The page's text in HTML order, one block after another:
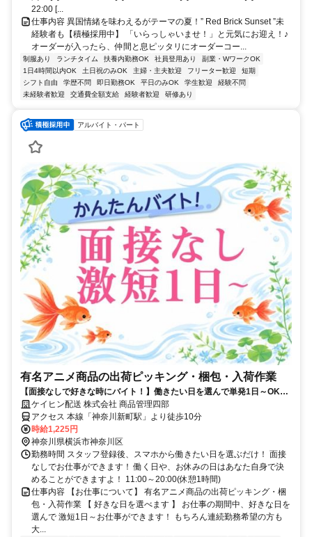
22:00 [...
仕事内容 異国情緒を味わえるがテーマの夏！” Red Brick Sunset ”未
経験者も【積極採用中】 「いらっしゃいませ！」と元気にお迎え！♪
オーダーが入ったら、仲間と息ピッタリにオーダーコー...
制服あり ランチタイム 扶養内勤務OK 社員登用あり
副業・WワークOK
1日4時間以内OK
土日祝のみOK 主婦・主夫歓迎 フリーター歓迎
短期
シフト自由
学歴不問 即日勤務OK 平日のみOK 学生歓迎
経験不問
未経験者歓迎
交通費全額支給 経験者歓迎 研修あり
アルバイト・パート
有名アニメ商品の出荷ピッキング・梱包・入荷作業
【面接なしで好きな時にバイト！】働きたい日を選んで単発1日～OK！
お給料は即日払いでお財布も安心♪
ケイヒン配送 株式会社 商品管理四部
アクセス 本線「神奈川新町駅」より徒歩10分
時給1,225円
神奈川県横浜市神奈川区
勤務時間 スタッフ登録後、スマホから働きたい日を選ぶだけ！ 面接
なしでお仕事ができます！ 働く日や、お休みの日はあなた自身で決
めることができますよ！ 11:00～20:00(休憩1時間)
仕事内容 【お仕事について】 有名アニメ商品の出荷ピッキング・梱
包・入荷作業 【 好きな日を選べます 】 お仕事の期間中、好きな日を
選んで 激短1日～お仕事ができます！ もちろん連続勤務希望の方も
大...